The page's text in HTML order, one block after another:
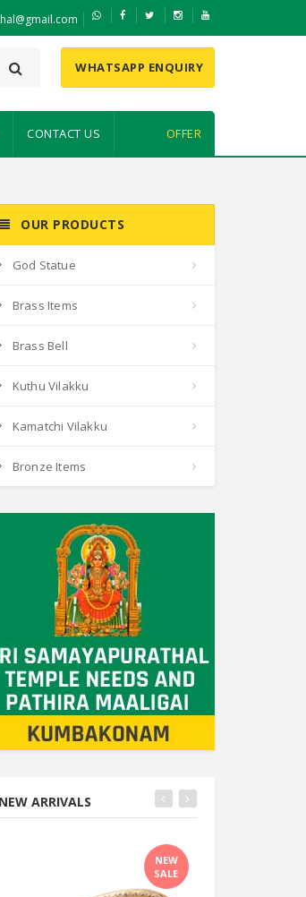
WHATSAPP ENQUIRY
CONTACT US OFFER
SALE
Brass Theksha
OUR PRODUCTS
God Statue
Brass Items
Brass Bell
Kuthu Vilakku
Kamatchi Vilakku
Bronze Items
NEW ARRIVALS
NEW
SALE